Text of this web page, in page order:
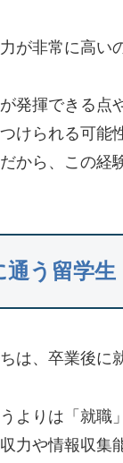
が非常に高い
発揮できる点
けられる可能
から、この
う留学生
は、卒業後に
よりは「就職
力や情報収集